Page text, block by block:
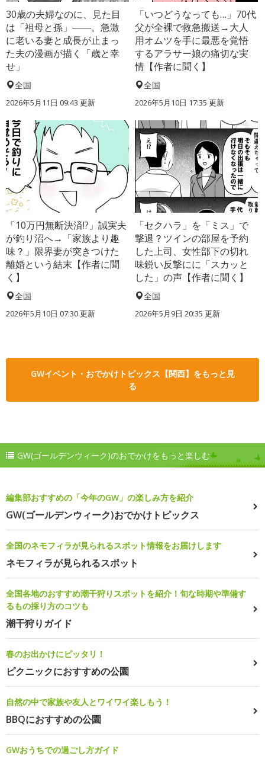
30歳の夫婦なのに、見た目
は「祖母と孫」――。急激
に老いる妻と成長が止まっ
た夫の漫画が描く「歳と幸
せ」
全国
2026年5月11日 09:43 更新
「いつどうなっても…」70代
父が全裸で救急搬送→大人
用オムツを手に最悪を覚悟
するアラサー娘の痛切な実
情【作者に聞く】
全国
2026年5月10日 17:35 更新
「10万円無断決済!?」誠実夫
が釣り沼へ→「家族より趣
味？」限界妻が突きつけた
離婚という結末【作者に聞
く】
全国
2026年5月10日 07:30 更新
「セクハラ」を「ミス」で
撃退？ツインの部屋を予約
した上司、女性部下の切れ
味鋭い反撃にに「スカッと
した」の声【作者に聞く】
全国
2026年5月9日 20:35 更新
GWイベント・おでかけトピックス【関西】をもっと見
る
GW(ゴールデンウィーク)のおでかけをもっと楽しむ
編集部おすすめの「今年のGW」の楽しみ方を紹介
GW(ゴールデンウィーク)おでかけトピックス
全国のネモフィラが見られるスポット情報をお届けします
ネモフィラが見られるスポット
全国各地のおすすめ潮干狩りスポットを紹介！旬な時期や準備す
るもの採り方のコツも
潮干狩りガイド
春のお出かけにピッタリ！
ピクニックにおすすめの公園
自然の中で家族や友人とワイワイ楽しもう！
BBQにおすすめの公園
GWおうちでの過ごし方ガイド